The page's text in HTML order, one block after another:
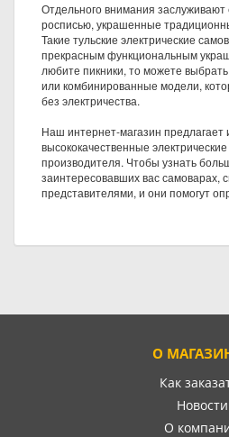
Отдельного внимания
росписью, украшенные
Такие тульские электрические
прекрасным функциональным
любите пикники, то можете выбрать
или комбинированные модели,
без электричества.
Наш интернет-магазин предлагает
высококачественные
производителя. Чтобы узнать
заинтересовавших вас самоварах,
представителями, и они помогут
О
Как
Новости
О